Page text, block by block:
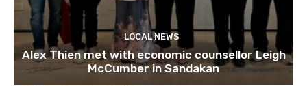
LOCAL NEWS
Alex Thien met with economic counsellor Leigh
McCumber in Sandakan